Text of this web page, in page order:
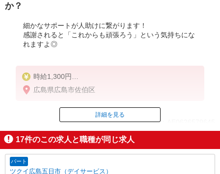
か？
細かなサポートが人助けに繋がります！
感謝されると「これからも頑張ろう」という気持ちにな
れますよ◎
時給1,300円
★週払いOK（規定あり）
広島県広島市佐伯区
ID：AE0626579645
掲載期間終了
詳細を見る
17件のこの求人と職種が同じ求人
パート
ツクイ広島五日市（デイサービス）